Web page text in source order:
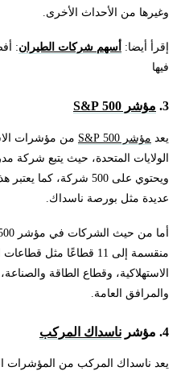
وغيرها من الأحداث الأخرى.
إقرأ أيضا: أسهم شركات الطيران
فيها
3. مؤشر 500 S&P
يعد مؤشر 500 S&P
من مؤشرات
الولايات المتحدة، حيث يتبع شركة
ويحتوي على 500 شركة،
عديدة مثل بورصة ناسداك.
منقسمة إلى 11 قطاعًا مثل
الاستهلاكية، وقطاع الطاقة
والمرافق العامة.
4. مؤشر ناسداك المركب
يعد ناسداك المركب من المؤشرات